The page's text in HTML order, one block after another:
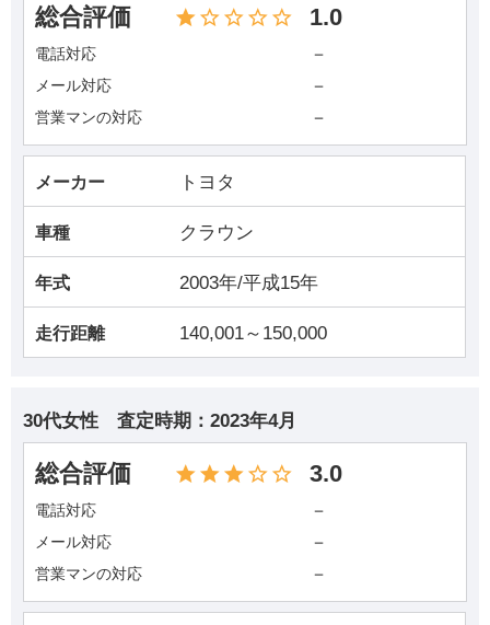
総合評価 1.0
電話対応 －
メール対応 －
営業マンの対応 －
メーカー トヨタ
車種 クラウン
年式 2003年/平成15年
走行距離 140,001～150,000
30代女性 査定時期： 2023年4月
総合評価 3.0
電話対応 －
メール対応 －
営業マンの対応 －